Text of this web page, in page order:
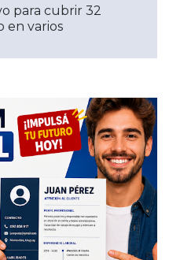
para cubrir 32
en varios